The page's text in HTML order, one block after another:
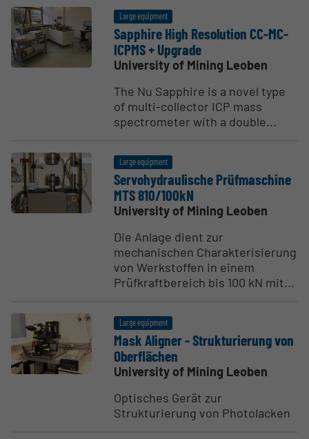
Large equipment
Sapphire High Resolution CC-MC-
ICPMS + Upgrade
University of Mining Leoben
The Nu Sapphire is a novel type
of multi-collector ICP mass
spectrometer with a double...
Large equipment
Servo­hy­draulische Prüfmas­chine
MTS 810/100kN
University of Mining Leoben
Die Anlage dient zur
mechanischen Charakterisierung
von Werkstoffen in einem
Prüfkraftbereich bis 100 kN mit...
Large equipment
Mask Aligner - Struk­turierung von
Oberflächen
University of Mining Leoben
Optisches Gerät zur
Strukturierung von Photolacken